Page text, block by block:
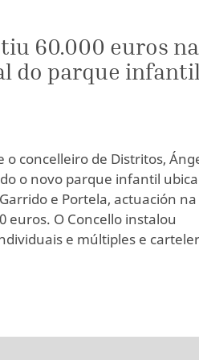
60.000 euros na
do parque infantil
o concelleiro de Distritos,
o novo parque infantil
e Portela, actuación na
euros. O Concello instalou
e múltiples e